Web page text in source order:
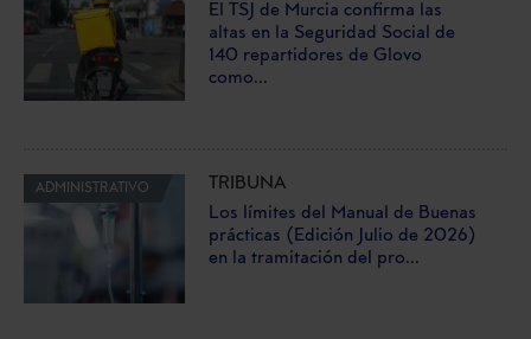
El TSJ de Murcia confirma las
altas en la Seguridad Social de
140 repartidores de Glovo
como...
ADMINISTRATIVO
TRIBUNA
Los límites del Manual de Buenas
prácticas (Edición Julio de 2026)
en la tramitación del pro...